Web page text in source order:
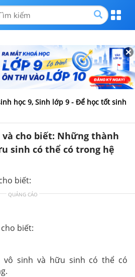
học 9, Sinh lớp 9 - Để học tốt sinh
và cho biết: Những thành
sinh có thể có trong hệ
biết:
QUẢNG CÁO
biết:
vô sinh và hữu sinh có thể có